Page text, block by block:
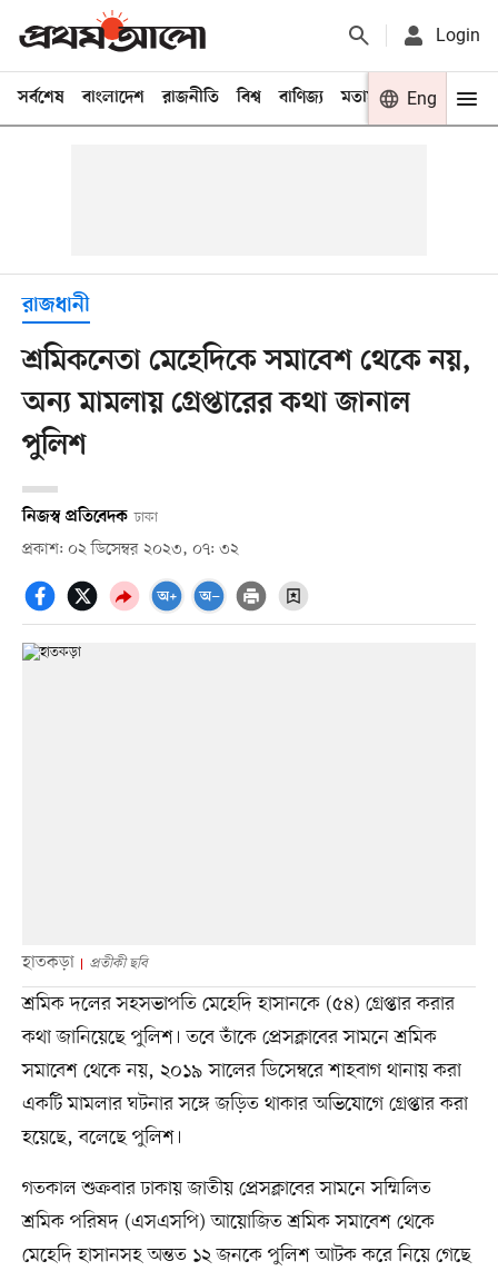
Login
সর্বশেষ বাংলাদেশ রাজনীতি বিশ্ব বাণিজ্য মতামত খেলা
Eng
রাজধানী
শ্রমিকনেতা মেহেদিকে সমাবেশ থেকে নয়,
অন্য মামলায় গ্রেপ্তারের কথা জানাল
পুলিশ
নিজস্ব প্রতিবেদক ঢাকা
প্রকাশ: ০২ ডিসেম্বর ২০২৩, ০৭: ৩২
হাতকড়া প্রতীকী ছবি
শ্রমিক দলের সহসভাপতি মেহেদি হাসানকে (৫৪) গ্রেপ্তার করার
কথা জানিয়েছে পুলিশ। তবে তাঁকে প্রেসক্লাবের সামনে শ্রমিক
সমাবেশ থেকে নয়, ২০১৯ সালের ডিসেম্বরে শাহবাগ থানায় করা
একটি মামলার ঘটনার সঙ্গে জড়িত থাকার অভিযোগে গ্রেপ্তার করা
হয়েছে, বলেছে পুলিশ।
গতকাল শুক্রবার ঢাকায় জাতীয় প্রেসক্লাবের সামনে সম্মিলিত
শ্রমিক পরিষদ (এসএসপি) আয়োজিত শ্রমিক সমাবেশ থেকে
মেহেদি হাসানসহ অন্তত ১২ জনকে পুলিশ আটক করে নিয়ে গেছে